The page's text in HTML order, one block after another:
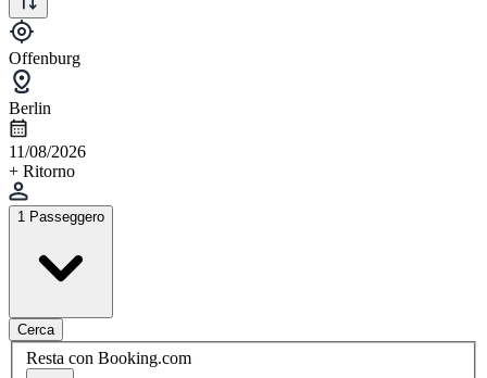
Offenburg
Berlin
11/08/2026
+ Ritorno
1 Passeggero
Cerca
Resta con Booking.com